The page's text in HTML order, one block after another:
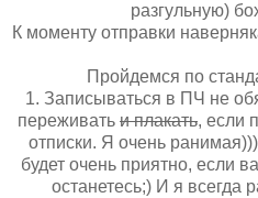
разгульную)
К моменту отправки
Пройдемся по
1. Записываться в ПЧ не
переживать и плакать, если
отписки. Я очень
будет очень приятно, если
останетесь;) И я